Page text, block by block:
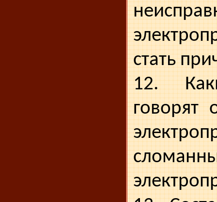
стать
12.
говорят